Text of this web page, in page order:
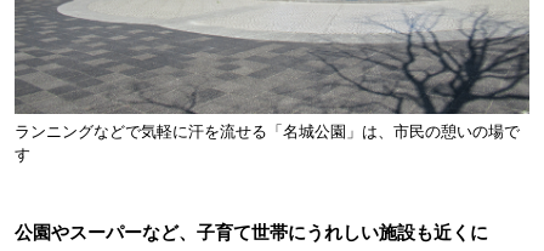
ランニングなどで気軽に汗を流せる「名城公園」は、市民の憩いの場で
す
公園やスーパーなど、子育て世帯にうれしい施設も近くに